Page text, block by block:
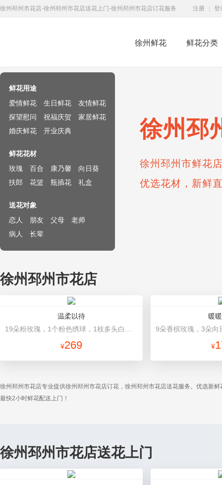
徐州邳州市花店-徐州邳州市花店送花上门-徐州邳州市花店订花服务 注册 登
徐州鲜花 鲜花分类
徐州邳
徐州邳州市鲜花
优选花材，新鲜
鲜花用途
爱情鲜花
生日鲜花
友情鲜花
探望慰问
祝福庆贺
家居鲜花
婚庆鲜花
开业庆典
鲜花花材
玫瑰
百合 康乃馨
向日葵
扶郎
花篮 瓶插花 礼盒
送花对象
恋人
朋友 父母
老师
病人
长辈
徐州邳州市花店
温柔以待
¥269
暖
¥
徐州邳州市花店专业提供徐州邳州市花店订花，徐州邳州市花店送花服务。优选新
最快2小时鲜花配送上门！
徐州邳州市花店送花上门